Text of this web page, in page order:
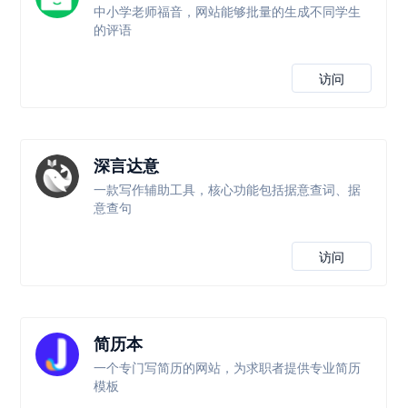
中小学老师福音，网站能够批量的生成不同学生
的评语
访问
深言达意
一款写作辅助工具，核心功能包括据意查词、据
意查句
访问
简历本
一个专门写简历的网站，为求职者提供专业简历
模板